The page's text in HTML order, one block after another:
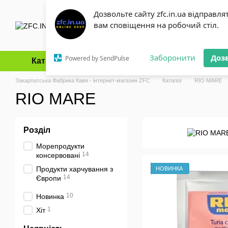
Дозвольте сайту zfc.in.ua
вам сповіщення на робочий стіл.
Powered by SendPulse Заборонити
Перейти до основного контенту
Каталог Оплата і доставка Обмін та повернення
Закарпатська Фабрика Кави - інтернет-магазин ZFC Каталог RIO MARE
RIO MARE
НОВИНКА
Розділ
Морепродукти
консервовані 14
Продукти харчування з
Європи 14
Новинка 10
Хіт 1